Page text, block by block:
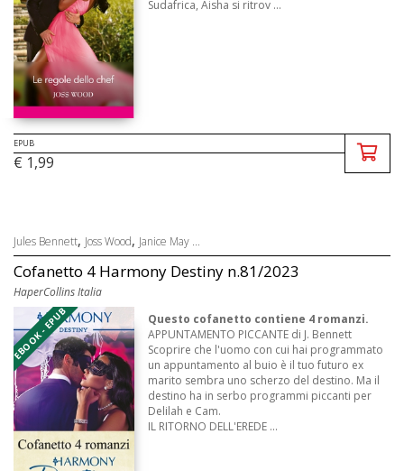
Sudafrica, Aisha si ritrov ...
EPUB
€ 1,99
Jules Bennett, Joss Wood, Janice May ...
Cofanetto 4 Harmony Destiny n.81/2023
HaperCollins Italia
EBOOK - EPUB
Questo cofanetto contiene 4 romanzi.
APPUNTAMENTO PICCANTE di J. Bennett
Scoprire che l'uomo con cui hai programmato
un appuntamento al buio è il tuo futuro ex
marito sembra uno scherzo del destino. Ma il
destino ha in serbo programmi piccanti per
Delilah e Cam.
IL RITORNO DELL'EREDE ...